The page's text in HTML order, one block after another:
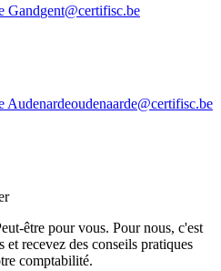
Gandgent@certifisc.be
Audenardeoudenaarde@certifisc.be
être pour vous. Pour nous, c'est
recevez des conseils pratiques
comptabilité.